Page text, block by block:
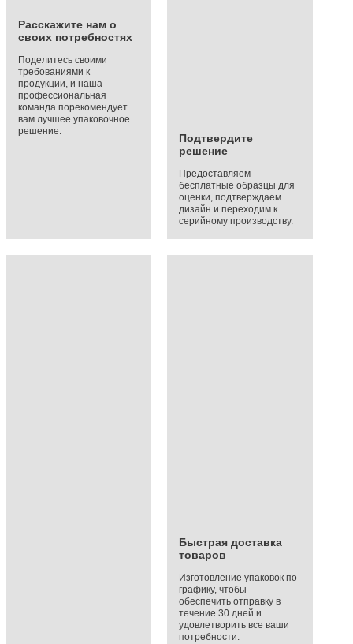
Расскажите нам о
своих потребностях
Поделитесь своими
требованиями к
продукции, и наша
профессиональная
команда порекомендует
вам лучшее упаковочное
решение.
Подтвердите
решение
Предоставляем
бесплатные образцы для
оценки, подтверждаем
дизайн и переходим к
серийному производству.
Быстрая доставка
товаров
Изготовление упаковок по
графику, чтобы
обеспечить отправку в
течение 30 дней и
удовлетворить все ваши
потребности.